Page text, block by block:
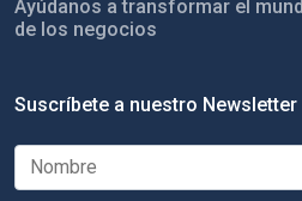
Ayúdanos a transformar el
de los negocios
Suscríbete a nuestro Newsletter